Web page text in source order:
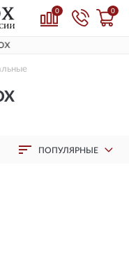
0 0
ПОПУЛЯРНЫЕ